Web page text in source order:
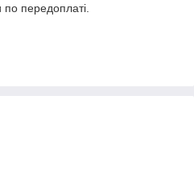
по передоплаті.